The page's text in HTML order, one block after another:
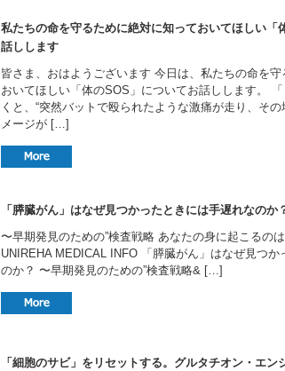
私たちの命を守るために絶対に知っておいてほしい「
話しします
皆さま、おはようございます 今日は、私たちの命を
おいてほしい「体のSOS」についてお話しします。
くと、“突然バットで殴られたような激痛が走り、その
メージが […]
「膵臓がん」はなぜ見つかったときには手遅れなのか
〜早期発見のための”検査戦略 あなたの身に起こるの
UNIREHA MEDICAL INFO 「膵臓がん」はなぜ見つか
のか？ 〜早期発見のための”検査戦略& […]
「細胞のサビ」をリセットする。グルタチオン・エン